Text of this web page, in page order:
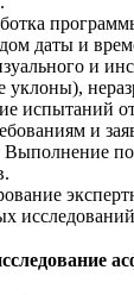
даты и
и
уклоны),
испытаний
и
Выполнение